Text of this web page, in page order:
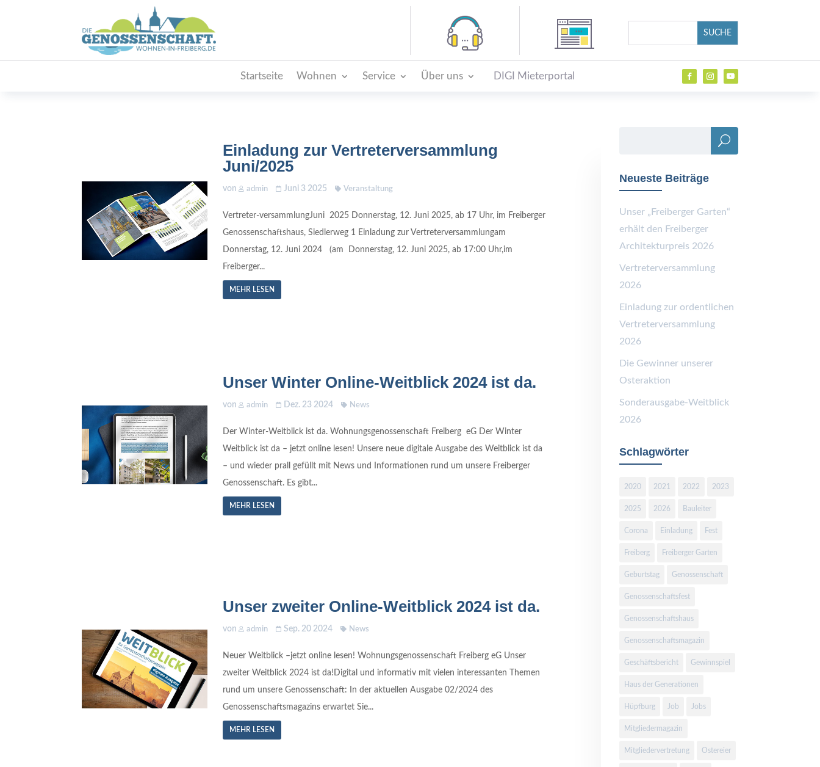
Startseite Wohnen Service Über uns DIGI Mieterportal
Einladung zur Vertreterversammlung
Juni/2025
von admin Juni 3 2025 Veranstaltung
Vertreter-versammlungJuni 2025 Donnerstag, 12. Juni 2025, ab 17 Uhr, im Freiberger
Genossenschaftshaus, Siedlerweg 1 Einladung zur Vertreterversammlungam
Donnerstag, 12. Juni 2024 (am Donnerstag, 12. Juni 2025, ab 17:00 Uhr,im
Freiberger...
MEHR LESEN
Unser Winter Online-Weitblick 2024 ist da.
von admin Dez. 23 2024 News
Der Winter-Weitblick ist da. Wohnungsgenossenschaft Freiberg eG Der Winter
Weitblick ist da – jetzt online lesen! Unsere neue digitale Ausgabe des Weitblick ist da
– und wieder prall gefüllt mit News und Informationen rund um unsere Freiberger
Genossenschaft. Es gibt...
MEHR LESEN
Unser zweiter Online-Weitblick 2024 ist da.
von admin Sep. 20 2024 News
Neuer Weitblick –jetzt online lesen! Wohnungsgenossenschaft Freiberg eG Unser
zweiter Weitblick 2024 ist da!Digital und informativ mit vielen interessanten Themen
rund um unsere Genossenschaft: In der aktuellen Ausgabe 02/2024 des
Genossenschaftsmagazins erwartet Sie...
MEHR LESEN
Neueste Beiträge
Unser „Freiberger Garten“
erhält den Freiberger
Architekturpreis 2026
Vertreterversammlung
2026
Einladung zur ordentlichen
Vertreterversammlung
2026
Die Gewinner unserer
Osteraktion
Sonderausgabe-Weitblick
2026
Schlagwörter
2020 2021 2022 2023
2025 2026 Bauleiter
Corona Einladung Fest
Freiberg Freiberger Garten
Geburtstag Genossenschaft
Genossenschaftsfest
Genossenschaftshaus
Genossenschaftsmagazin
Geschäftsbericht Gewinnspiel
Haus der Generationen
Hüpfburg Job Jobs
Mitgliedermagazin
Mitgliedervertretung Ostereier